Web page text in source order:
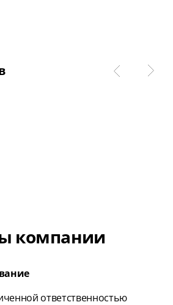
компании
ответственностью